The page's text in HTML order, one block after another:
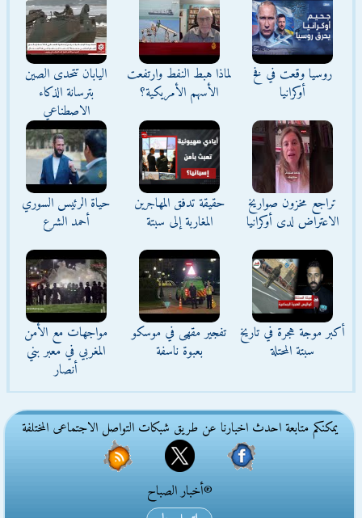
روسيا وقعت في فخ
أوكرانيا
لماذا هبط النفط وارتفعت
الأسهم الأمريكية؟
اليابان تتحدى الصين
بترسانة الذكاء
الاصطناعي
تراجع مخزون صواريخ
الاعتراض لدى أوكرانيا
حقيقة تدفق المهاجرين
المغاربة إلى سبتة
حياة الرئيس السوري
أحمد الشرع
أكبر موجة هجرة في تاريخ
سبتة المحتلة
تفجير مقهى في موسكو
بعبوة ناسفة
مواجهات مع الأمن
المغربي في معبر بني
أنصار
يمكنكم متابعة احدث اخبارنا عن طريق شبكات التواصل الاجتماعى المختلفة
®أخبار الصباح